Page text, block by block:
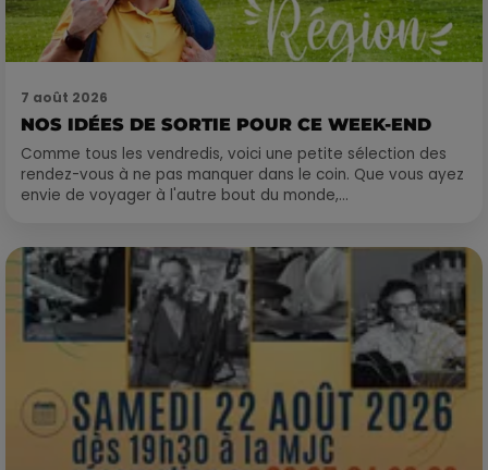
7 août 2026
NOS IDÉES DE SORTIE POUR CE WEEK-END
Comme tous les vendredis, voici une petite sélection des
rendez-vous à ne pas manquer dans le coin. Que vous ayez
envie de voyager à l'autre bout du monde,...